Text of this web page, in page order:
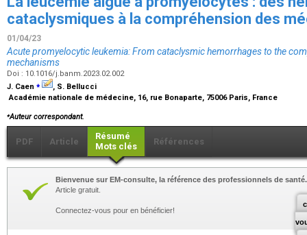
cataclysmiques à la compréhension des
01/04/23
Acute promyelocytic leukemia: From cataclysmic hemorrhages to the
mechanisms
Doi : 10.1016/j.banm.2023.02.002
J. Caen ⁎
, S. Bellucci
Académie nationale de médecine, 16, rue Bonaparte, 75006 Paris, France
⁎Auteur correspondant.
PDF Article
Résumé
Mots clés
Références
Bienvenue sur EM-consulte, la référence des professionnels de santé.
Article gratuit.
Connectez-vous pour en bénéficier!